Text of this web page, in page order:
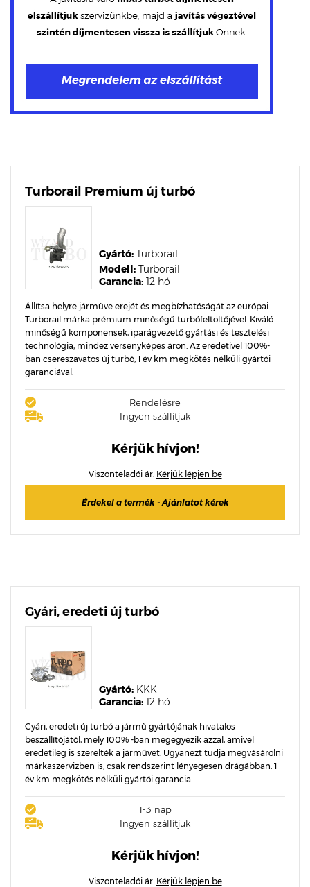
Turborail Premium új turbó
Garancia: 12 hó
Modell: Turborail
Gyártó: Turborail
Állítsa helyre járműve erejét és megbízhatóságát az európai
Turborail márka prémium minőségű turbófeltöltőjével. Kiváló
minőségű komponensek, iparágvezető gyártási és tesztelési
technológia, mindez versenyképes áron. Az eredetivel 100%-
ban csereszavatos új turbó, 1 év km megkötés nélküli gyártói
garanciával.
Rendelésre
Ingyen szállítjuk
Kérjük hívjon!
Viszonteladói ár: Kérjük lépjen be
Érdekel a termék - Ajánlatot kérek
Gyári, eredeti új turbó
Garancia: 12 hó
Gyártó: KKK
Gyári, eredeti új turbó a jármű gyártójának hivatalos
beszállítójától, mely 100% -ban megegyezik azzal, amivel
eredetileg is szerelték a járművet. Ugyanezt tudja megvásárolni
márkaszervizben is, csak rendszerint lényegesen drágábban. 1
év km megkötés nélküli gyártói garancia.
1-3 nap
Ingyen szállítjuk
Kérjük hívjon!
Viszonteladói ár: Kérjük lépjen be